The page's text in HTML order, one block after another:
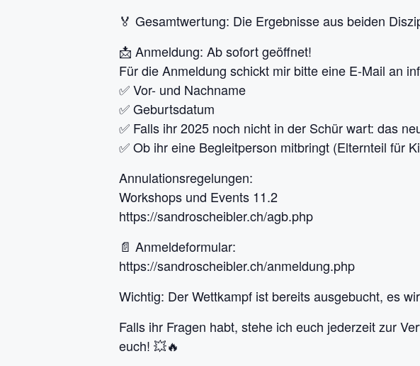
🏅 Gesamtwertung: Die Ergebnisse aus beiden
📩 Anmeldung: Ab sofort geöffnet!
Für die Anmeldung schickt mir bitte eine E-Mail an
✅ Vor- und Nachname
✅ Geburtsdatum
✅ Falls ihr 2025 noch nicht in der Schür wart: das
✅ Ob ihr eine Begleitperson mitbringt (Elternteil für
Annulationsregelungen:
Workshops und Events 11.2
https://sandroscheibler.ch/agb.php
📄 Anmeldeformular:
https://sandroscheibler.ch/anmeldung.php
Wichtig: Der Wettkampf ist bereits ausgebucht, es
Falls ihr Fragen habt, stehe ich euch jederzeit zur
euch! 💥🔥